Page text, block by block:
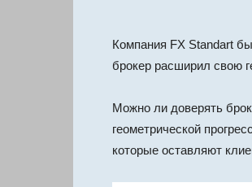
Компания FX Standart
брокер расширил свою
Можно ли доверять
геометрической
которые оставляют